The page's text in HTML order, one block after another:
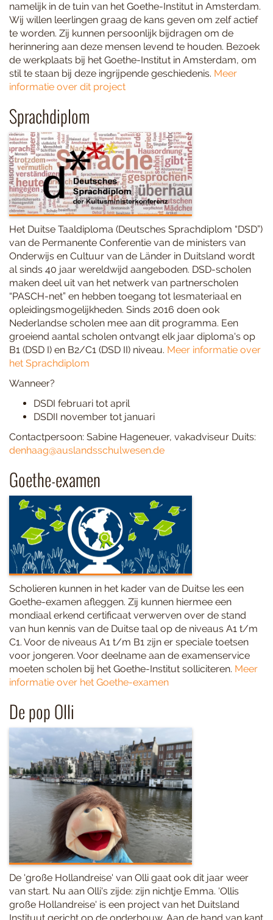
namelijk in de tuin van het Goethe-Institut in Amsterdam.
Wij willen leerlingen graag de kans geven om zelf actief
te worden. Zij kunnen persoonlijk bijdragen om de
herinnering aan deze mensen levend te houden. Bezoek
de werkplaats bij het Goethe-Institut in Amsterdam, om
stil te staan bij deze ingrijpende geschiedenis. Meer
informatie over dit project
Sprachdiplom
Het Duitse Taaldiploma (Deutsches Sprachdiplom “DSD”)
van de Permanente Conferentie van de ministers van
Onderwijs en Cultuur van de Länder in Duitsland wordt
al sinds 40 jaar wereldwijd aangeboden. DSD-scholen
maken deel uit van het netwerk van partnerscholen
“PASCH-net” en hebben toegang tot lesmateriaal en
opleidingsmogelijkheden. Sinds 2016 doen ook
Nederlandse scholen mee aan dit programma. Een
groeiend aantal scholen ontvangt elk jaar diploma's op
B1 (DSD I) en B2/C1 (DSD II) niveau. Meer informatie over
het Sprachdiplom
Wanneer?
DSDI februari tot april
DSDII november tot januari
Contactpersoon: Sabine Hageneuer, vakadviseur Duits:
denhaag@auslandsschulwesen.de
Goethe-examen
Scholieren kunnen in het kader van de Duitse les een
Goethe-examen afleggen. Zij kunnen hiermee een
mondiaal erkend certificaat verwerven over de stand
van hun kennis van de Duitse taal op de niveaus A1 t/m
C1. Voor de niveaus A1 t/m B1 zijn er speciale toetsen
voor jongeren. Voor deelname aan de examenservice
moeten scholen bij het Goethe-Institut solliciteren. Meer
informatie over het Goethe-examen
De pop Olli
De 'große Hollandreise' van Olli gaat ook dit jaar weer
van start. Nu aan Olli's zijde: zijn nichtje Emma. 'Ollis
große Hollandreise' is een project van het Duitsland